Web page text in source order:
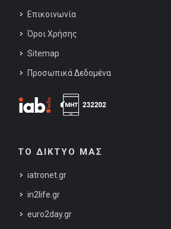
Επικοινωνία
Όροι Χρήσης
Sitemap
Προσωπικά Δεδομένα
ΤΟ ΔΙΚΤΥΟ ΜΑΣ
iatronet.gr
in2life.gr
euro2day.gr